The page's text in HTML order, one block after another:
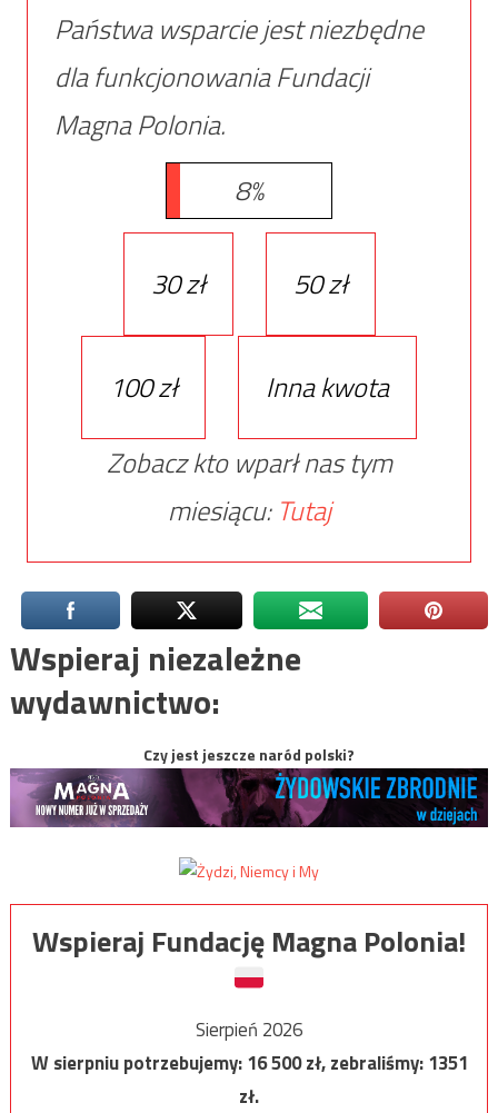
Państwa wsparcie jest niezbędne
dla funkcjonowania Fundacji
Magna Polonia.
8%
30 zł 50 zł
100 zł
Inna kwota
Zobacz kto wparł nas tym
miesiącu: Tutaj
Wspieraj niezależne
wydawnictwo:
Czy jest jeszcze naród polski?
Wspieraj Fundację Magna Polonia!
Sierpień 2026
W sierpniu potrzebujemy:16 500zł, zebraliśmy:1351
zł.